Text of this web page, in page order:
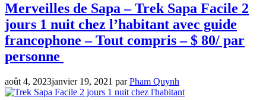
Merveilles de Sapa – Trek Sapa Facile 2
jours 1 nuit chez l’habitant avec guide
francophone – Tout compris – $ 80/ par
personne
août 4, 2023janvier 19, 2021 parPham Quynh